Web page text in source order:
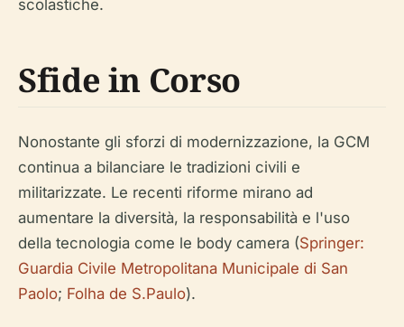
scolastiche.
Sfide in Corso
Nonostante gli sforzi di modernizzazione, la GCM
continua a bilanciare le tradizioni civili e
militarizzate. Le recenti riforme mirano ad
aumentare la diversità, la responsabilità e l'uso
della tecnologia come le body camera (Springer:
Guardia Civile Metropolitana Municipale di San
Paolo; Folha de S.Paulo).